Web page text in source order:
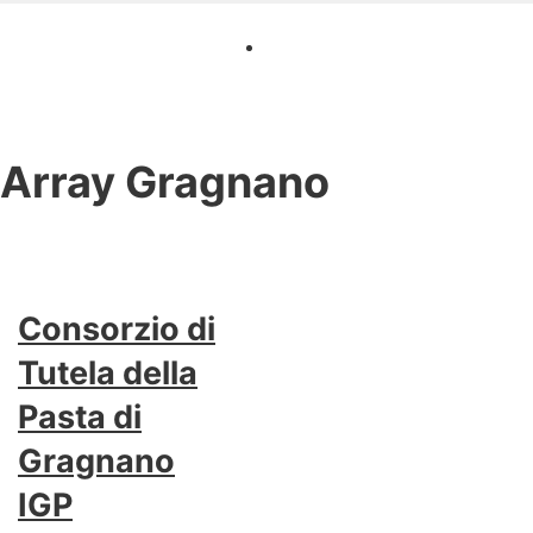
Array Gragnano
Consorzio di
Tutela della
Pasta di
Gragnano
IGP